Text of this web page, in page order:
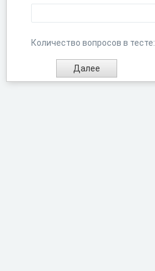
Количество вопросов в тесте: